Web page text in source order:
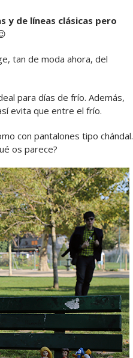
y de líneas clásicas pero
tan de moda ahora, del
para días de frío. Además,
evita que entre el frío.
con pantalones tipo chándal.
os parece?